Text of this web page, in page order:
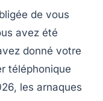
de vous
avez été
donné votre
téléphonique
les arnaques